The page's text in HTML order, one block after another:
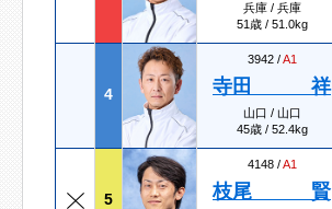
兵庫 / 兵庫
51歳 / 51.0kg
4
3942 /A1
寺田 祥
山口 / 山口
45歳 / 52.4kg
5
4148 /A1
枝尾 賢